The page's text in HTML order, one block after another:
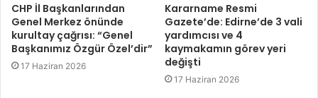
CHP İl Başkanlarından
Genel Merkez önünde
kurultay çağrısı: “Genel
Başkanımız Özgür Özel’dir”
17 Haziran 2026
Kararname Resmi
Gazete’de: Edirne’de 3 vali
yardımcısı ve 4
kaymakamın görev yeri
değişti
17 Haziran 2026